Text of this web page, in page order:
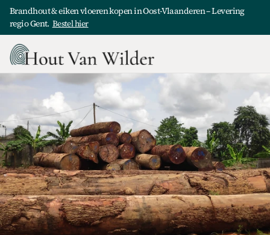
Brandhout & eiken vloeren kopen in Oost-Vlaanderen – Levering
regio Gent. Bestel hier